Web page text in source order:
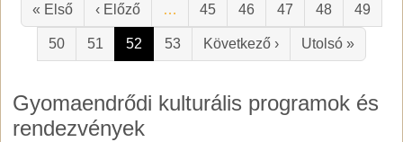
« ElsőElső oldal
‹ ElőzőElőző oldal
… 45 46 47 48 49
50 51 52 53 Következő ›Következő oldal
Utolsó »Utolsó
Gyomaendrődi kulturális programok és
rendezvények